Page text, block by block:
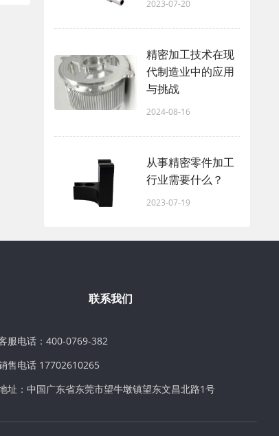
2023-07-20
精密加工技术在现
代制造业中的应用
与挑战
2024-08-16
从事精密零件加工
行业需要什么？
2023-07-19
联系我们
服电话：400-0769-382
售电话 17702610265
址：中国广东省东莞市望牛墩镇望东文昌北路1号